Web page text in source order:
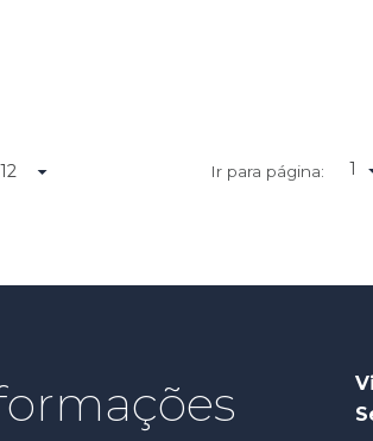
Ir para página: 1